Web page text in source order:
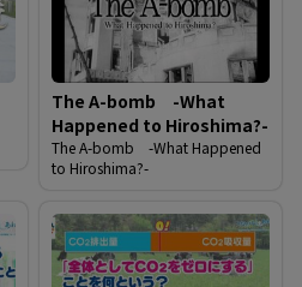
The A-bomb -What
Happened to Hiroshima?-
The A-bomb -What Happened
to Hiroshima?-